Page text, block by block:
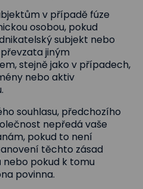
v případě fúze
osobou, pokud
subjekt nebo
jiným
stejně jako v případech,
nebo aktiv
souhlasu, předchozího
nepředá vaše
pokud to není
těchto zásad
pokud k tomu
povinna.